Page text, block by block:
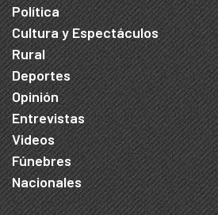
Política
Cultura y Espectáculos
Rural
Deportes
Opinión
Entrevistas
Videos
Fúnebres
Nacionales